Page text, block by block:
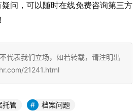
问，可以随时在线免费咨询第三方
代表我们立场，如若转载，请注明出
21241.html
托管 档案问题